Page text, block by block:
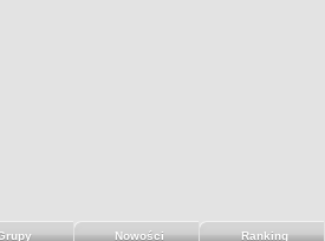
Nowości Ranking